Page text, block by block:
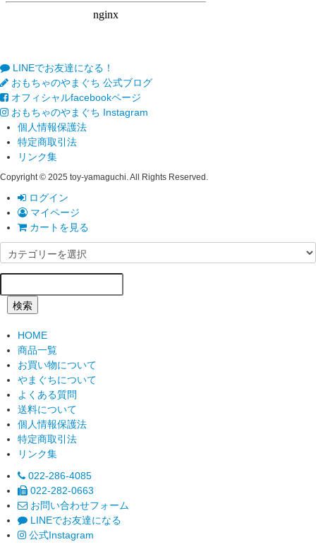
LINEでお友達になる！
おもちゃのやまぐち 公式ブログ
オフィシャルfacebookページ
おもちゃのやまぐち Instagram
個人情報保護法
特定商取引法
リンク集
Copyright © 2025 toy-yamaguchi. All Rights Reserved.
ログイン
マイページ
カートを見る
検索
HOME
商品一覧
お買い物について
やまぐちについて
よくある質問
送料について
個人情報保護法
特定商取引法
リンク集
022-286-4085
022-282-0663
お問い合わせフォーム
LINEでお友達になる
公式Instagram